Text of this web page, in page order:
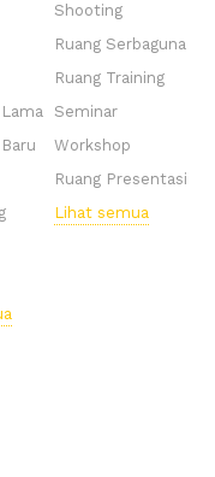
Shooting
Ruang Serbaguna
Ruang Training
Seminar
Workshop
Ruang Presentasi
Lihat semua